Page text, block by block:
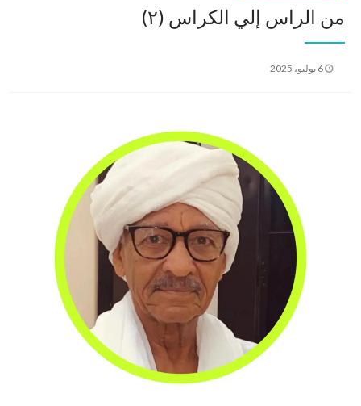
من الراس إلي الكراس (٢)
نُشر
6 يوليو، 2025